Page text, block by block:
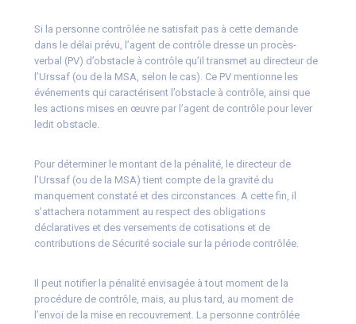
Si la personne contrôlée ne satisfait pas à cette demande
dans le délai prévu, l’agent de contrôle dresse un procès-
verbal (PV) d’obstacle à contrôle qu’il transmet au directeur de
l’Urssaf (ou de la MSA, selon le cas). Ce PV mentionne les
événements qui caractérisent l’obstacle à contrôle, ainsi que
les actions mises en œuvre par l’agent de contrôle pour lever
ledit obstacle.
Pour déterminer le montant de la pénalité, le directeur de
l’Urssaf (ou de la MSA) tient compte de la gravité du
manquement constaté et des circonstances. A cette fin, il
s’attachera notamment au respect des obligations
déclaratives et des versements de cotisations et de
contributions de Sécurité sociale sur la période contrôlée.
Il peut notifier la pénalité envisagée à tout moment de la
procédure de contrôle, mais, au plus tard, au moment de
l’envoi de la mise en recouvrement. La personne contrôlée